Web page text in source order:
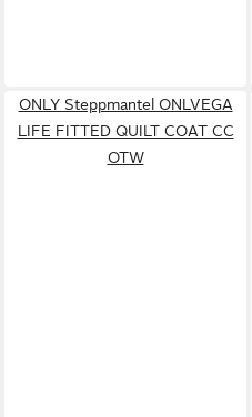
ONLY Steppmantel ONLVEGA
LIFE FITTED QUILT COAT CC
OTW